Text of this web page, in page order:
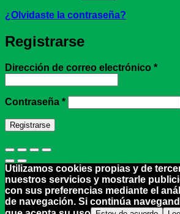
¿Olvidaste la contraseña?
Registrarse
Dirección de correo electrónico *
Contraseña *Obligatorio
Registrarse
Utilizamos cookies propias y de
nuestros servicios y mostrarle
con sus preferencias mediante el
de navegación. Si continúa